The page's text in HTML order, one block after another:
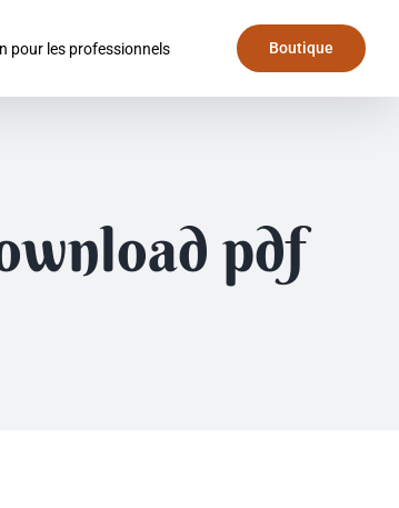
pour les professionnels Boutique
pdf